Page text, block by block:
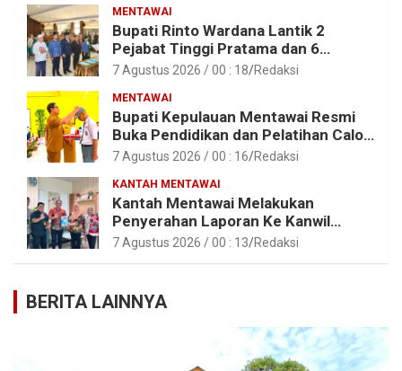
MENTAWAI
Bupati Rinto Wardana Lantik 2
Pejabat Tinggi Pratama dan 6
Pejabat Fungsional di Lingkungan
7 Agustus 2026 / 00 : 18 Redaksi
MENTAWAI
Bupati Kepulauan Mentawai Resmi
Buka Pendidikan dan Pelatihan Calon
Paskibraka Tahun 2026
7 Agustus 2026 / 00 : 16 Redaksi
KANTAH MENTAWAI
Kantah Mentawai Melakukan
Penyerahan Laporan Ke Kanwil
Kemen ATR/BPN RI Sumbar
7 Agustus 2026 / 00 : 13 Redaksi
BERITA LAINNYA